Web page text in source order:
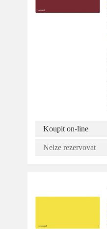
Koupit on-line
Nelze rezervovat